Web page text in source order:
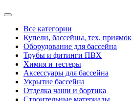
Все категории
Купели, бассейны, тех. приямок
Оборудование для бассейна
Трубы и фитинги ПВХ
Химия и тестеры
Аксессуары для бассейна
Укрытие бассейна
Отделка чаши и бортика
Строительные материалы